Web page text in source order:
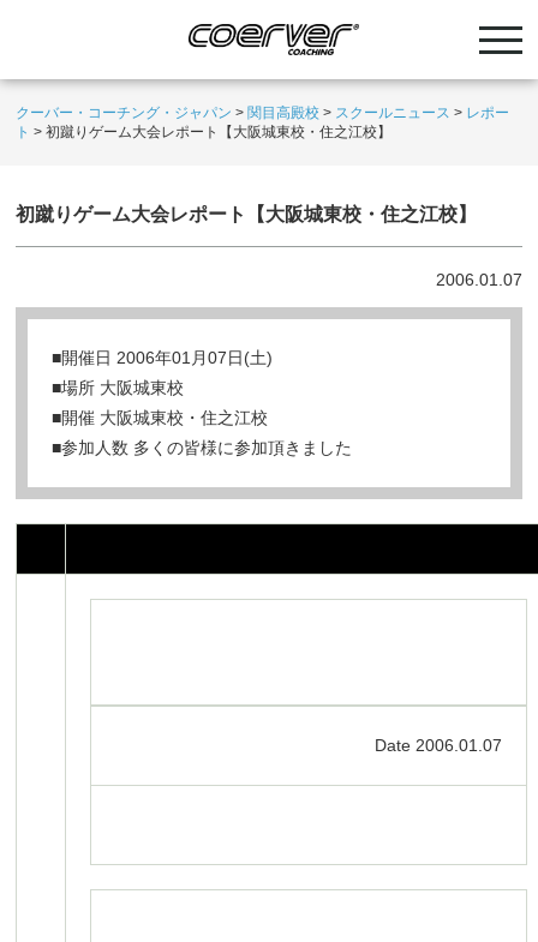
クーバー・コーチング・ジャパン > 関目高殿校 > スクールニュース > レポー
ト >初蹴りゲーム大会レポート【大阪城東校・住之江校】
初蹴りゲーム大会レポート【大阪城東校・住之江校】
2006.01.07
■開催日 2006年01月07日(土)
■場所 大阪城東校
■開催 大阪城東校・住之江校
■参加人数 多くの皆様に参加頂きました
Date 2006.01.07